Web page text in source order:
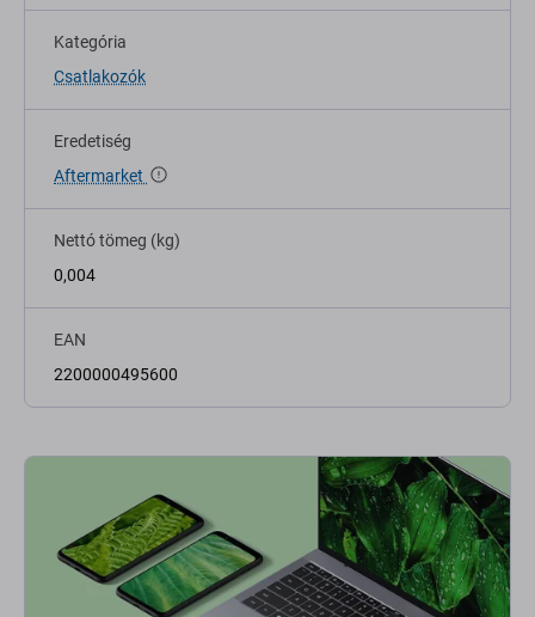
Kategória
Csatlakozók
Eredetiség
Aftermarket
Nettó tömeg (kg)
0,004
EAN
2200000495600